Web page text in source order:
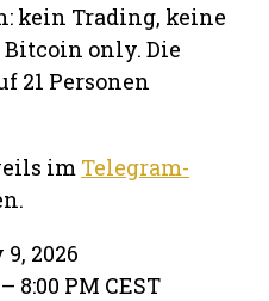
kein Trading, keine
only. Die
21 Personen
im Telegram-
2026
8:00 PM CEST